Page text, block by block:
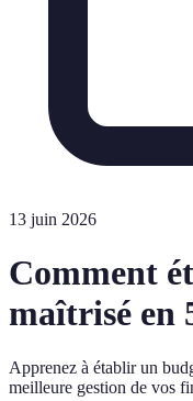
13 juin 2026
Comment
maîtrisé en
Apprenez à établir un
meilleure gestion de vos